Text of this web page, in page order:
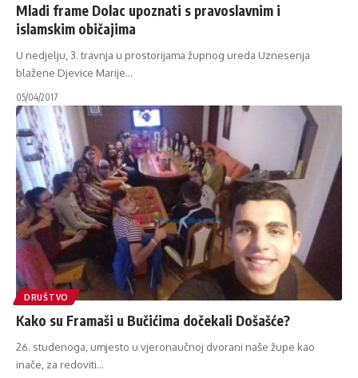
Mladi frame Dolac upoznati s pravoslavnim i
islamskim običajima
U nedjelju, 3. travnja u prostorijama župnog ureda Uznesenja
blažene Djevice Marije…
05/04/2017
DRUŠTVO
Kako su Framaši u Bučićima dočekali Došašće?
26. studenoga, umjesto u vjeronaučnoj dvorani naše župe kao
inače, za redoviti…